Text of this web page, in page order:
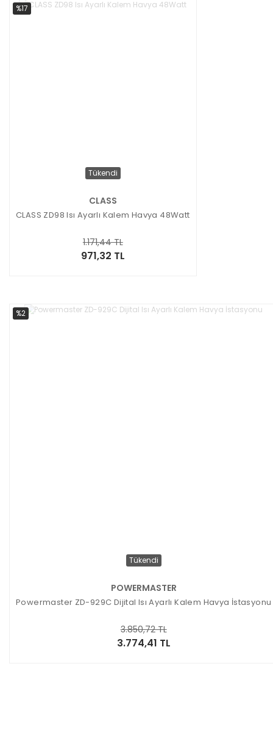
%17
Tükendi
CLASS
CLASS ZD98 Isı Ayarlı Kalem Havya 48Watt
971,32 TL
1.171,44 TL
%2
Tükendi
POWERMASTER
Powermaster ZD-929C Dijital Isı Ayarlı Kalem Havya İstasyonu
3.774,41 TL
3.850,72 TL